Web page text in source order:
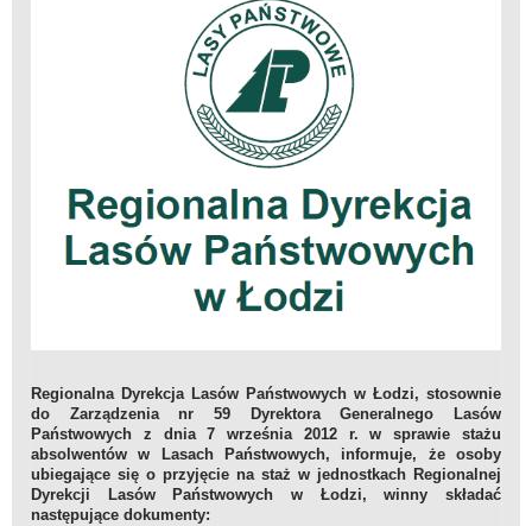
Regionalna Dyrekcja Lasów Państwowych w Łodzi, stosownie
do Zarządzenia nr 59 Dyrektora Generalnego Lasów
Państwowych z dnia 7 września 2012 r. w sprawie stażu
absolwentów w Lasach Państwowych, informuje, że osoby
ubiegające się o przyjęcie na staż w jednostkach Regionalnej
Dyrekcji Lasów Państwowych w Łodzi, winny składać
następujące dokumenty: